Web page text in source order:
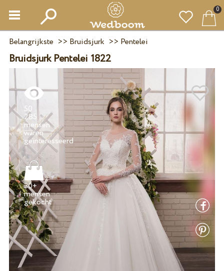
0
Belangrijkste >> Bruidsjurk >> Pentelei
Bruidsjurk Pentelei 1822
50
285
mensen
waren
geïnteresseerd
30+
mensen
gekocht